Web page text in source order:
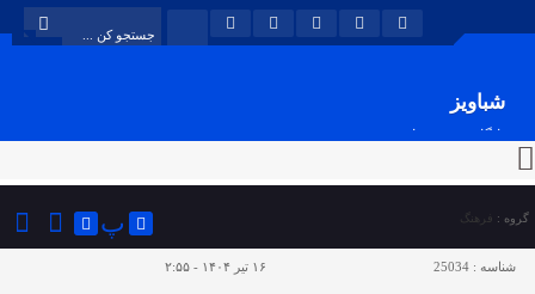
شباویز
پایگاه خبری شباویز
گروه : فرهنگ پ
شناسه : 25034 ۱۶ تیر ۱۴۰۴ - ۲:۵۵